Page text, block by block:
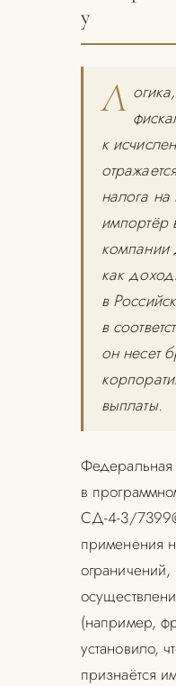
у
Л
к
налога
импортёр
как
в
в
он несет
выплаты.
Федеральная
в
СД-4-3/
применения
ограничений,
(например,
установило,
признаётся